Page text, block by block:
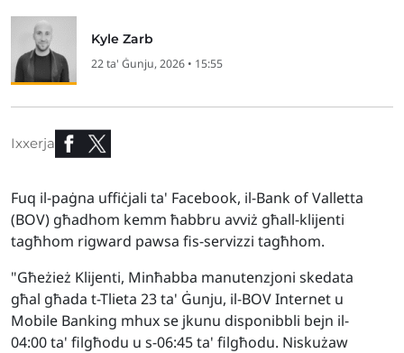
Kyle Zarb
22 ta' Ġunju, 2026 • 15:55
Ixxerja
Fuq il-paġna uffiċjali ta' Facebook, il-Bank of Valletta
(BOV) għadhom kemm ħabbru avviż għall-klijenti
tagħhom rigward pawsa fis-servizzi tagħhom.
"Għeżież Klijenti, Minħabba manutenzjoni skedata
għal għada t-Tlieta 23 ta' Ġunju, il-BOV Internet u
Mobile Banking mhux se jkunu disponibbli bejn il-
04:00 ta' filgħodu u s-06:45 ta' filgħodu. Niskużaw